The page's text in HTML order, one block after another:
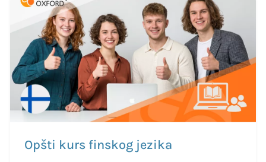
Opšti kurs finskog jezika